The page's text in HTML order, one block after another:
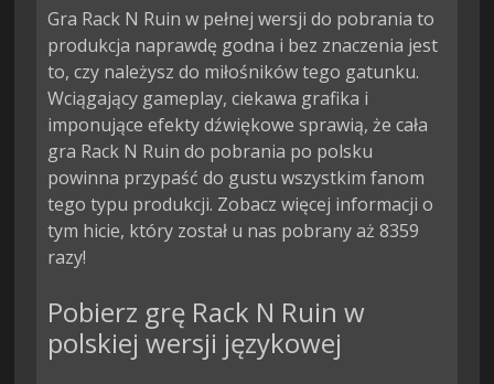
Gra Rack N Ruin w pełnej wersji do pobrania to
produkcja naprawdę godna i bez znaczenia jest
to, czy należysz do miłośników tego gatunku.
Wciągający gameplay, ciekawa grafika i
imponujące efekty dźwiękowe sprawią, że cała
gra Rack N Ruin do pobrania po polsku
powinna przypaść do gustu wszystkim fanom
tego typu produkcji. Zobacz więcej informacji o
tym hicie, który został u nas pobrany aż 8359
razy!
Pobierz grę Rack N Ruin w
polskiej wersji językowej